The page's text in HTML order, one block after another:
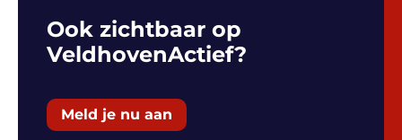
Ook zichtbaar op
VeldhovenActief?
Meld je nu aan